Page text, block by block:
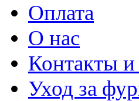
Оплата
О нас
Контакты
Уход за